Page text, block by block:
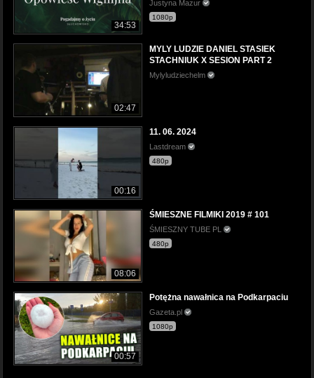
34:53
Justyna Mazur
1080p
02:47
MYLY LUDZIE DANIEL STASIEK
STACHNIUK X SESION PART 2
Mylyludziechelm
00:16
11. 06. 2024
Lastdream
480p
08:06
ŚMIESZNE FILMIKI 2019 # 101
ŚMIESZNY TUBE PL
480p
00:57
Potężna nawałnica na Podkarpaciu
Gazeta.pl
1080p